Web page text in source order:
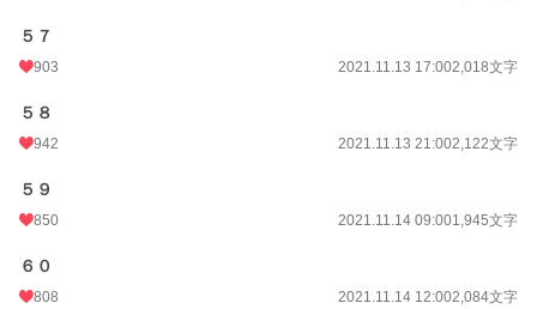
５７
903 2021.11.13 17:002,018文字
５８
942 2021.11.13 21:002,122文字
５９
850 2021.11.14 09:001,945文字
６０
808 2021.11.14 12:002,084文字